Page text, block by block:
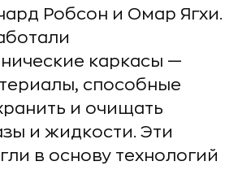
Робсон и Омар Ягхи.
каркасы —
способные
и очищать
и жидкости. Эти
в основу технологий